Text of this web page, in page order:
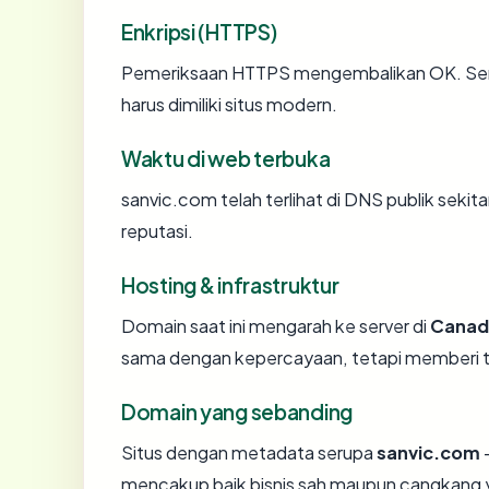
Enkripsi (HTTPS)
Pemeriksaan HTTPS mengembalikan OK.
harus dimiliki situs modern.
Waktu di web terbuka
sanvic.com telah terlihat di DNS publik
reputasi.
Hosting & infrastruktur
Domain saat ini mengarah ke server di
sama dengan kepercayaan, tetapi memberi
Domain yang sebanding
Situs dengan metadata serupasanvic.com
mencakup baik bisnis sah maupun